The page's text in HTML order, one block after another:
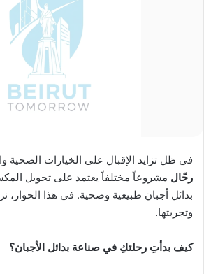
في ظل تزايد الإقبال على الخيارات الصحية
رحّال مشروعاً مختلفاً يعتمد على تحويل
بدائل أجبان طبيعية وصحية. في هذا الحوار،
وتجربتها.
كيف بدأتِ رحلتكِ في صناعة بدائل الأجبان؟